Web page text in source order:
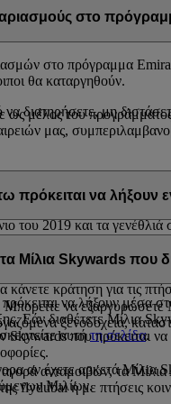
καταχωρισμένη
στο
στο πρόγραμμα
θα καταργηθούν.
να διατηρήσετε, μη
ως μέλος του
μας,
απόκτησής τους. Στη
του 2019 και τα
να λήξουν
όταν τα Μίλια Skywards
να λήξουν μέσα
Εάν διαθέτετε Μίλια
αυτήτη σελίδα.
πρόκειται να
Μίλια Skywards σε
εταιρειών μας στις
κράτηση για τις
Skywards που
Skywards που
να
ξενοδοχεία,
αν έχετε αρκετά
Μιλίων.
ανταμοιβών, τα
της flydubai ή με